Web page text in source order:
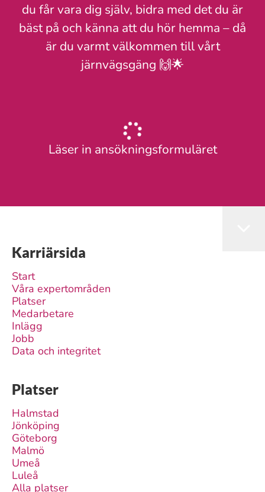
du får vara dig själv, bidra med det du är
bäst på och känna att du hör hemma – då
är du varmt välkommen till vårt
järnvägsgäng 🙌🌟
Läser in ansökningsformuläret
Karriärsida
Start
Våra expertområden
Platser
Medarbetare
Inlägg
Jobb
Data och integritet
Platser
Halmstad
Jönköping
Göteborg
Malmö
Umeå
Luleå
Alla platser